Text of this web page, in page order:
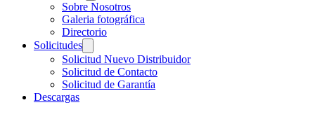
Sobre Nosotros
Galeria fotográfica
Directorio
Solicitudes
Solicitud Nuevo Distribuidor
Solicitud de Contacto
Solicitud de Garantía
Descargas